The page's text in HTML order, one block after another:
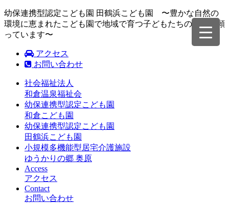
幼保連携型認定こども園 田鶴浜こども園 〜豊かな自然の
環境に恵まれたこども園で地域で育つ子どもたちの成長を願
っています〜
アクセス
お問い合わせ
社会福祉法人
和倉温泉福祉会
幼保連携型認定こども園
和倉こども園
幼保連携型認定こども園
田鶴浜こども園
小規模多機能型居宅介護施設
ゆうかりの郷 奥原
Access
アクセス
Contact
お問い合わせ